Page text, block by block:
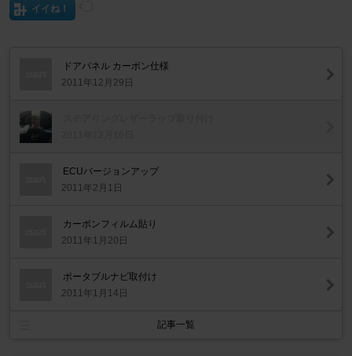
イイね！
ドアパネル カーボン仕様
2011年12月29日
ECUバージョンアップ
2011年2月1日
カーボンフィルム貼り
2011年1月20日
ポータブルナビ取付け
2011年1月14日
記事一覧